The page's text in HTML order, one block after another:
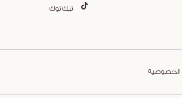
تيك توك
الخصوصية